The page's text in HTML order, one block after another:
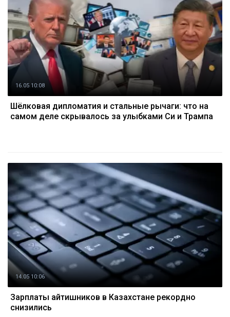
16.05 10:08
Шёлковая дипломатия и стальные рычаги: что на
самом деле скрывалось за улыбками Си и Трампа
14.05 10:06
Зарплаты айтишников в Казахстане рекордно
снизились